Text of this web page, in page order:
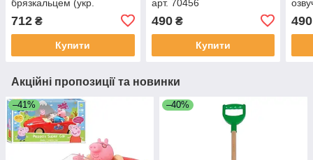
брязкальцем (укр.
озвучування) арт. 43122
712 ₴
Купити
арт. 70456
490₴
Купити
490
Акційні пропозиції та новинки
–41% –40%